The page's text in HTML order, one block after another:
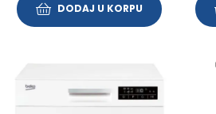
DODAJ U KORPU